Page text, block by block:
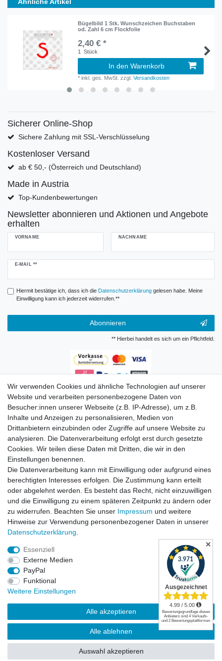
Bügelbild 1 Stk. Wunschzeichen Buchstaben
od. Zahl 6 cm Flockfolie
2,40 € *
1 Stück
In den Warenkorb
*inkl. ges. MwSt. zzgl.Versandkosten
Sicherer Online-Shop
Sichere Zahlung mit SSL-Verschlüsselung
Kostenloser Versand
ab € 50,- (Österreich und Deutschland)
Made in Austria
Top-Kundenbewertungen
Newsletter abonnieren und Aktionen und Angebote
erhalten
VORNAME NACHNAME
E-MAIL **
Newsletter
Hiermit bestätige ich, dass ich die Daten­schutz­erklärunggelesen habe. Meine
Einwilligung kann ich jederzeit widerrufen.**
Abonnieren
** Hierbei handelt es sich um ein Pflichtfeld.
Zahlungsarten
Versandkosten
Widerrufsrecht Impressum|
Kontakt
Wir verwenden Cookies und ähnliche Technologien auf unserer
Website und verarbeiten personenbezogene Daten von
Besucher:innen unserer Webseite (z.B. IP-Adresse), um z.B.
Inhalte und Anzeigen zu personalisieren, Medien von
Drittanbietern einzubinden oder Zugriffe auf unsere Website zu
analysieren. Die Datenverarbeitung erfolgt erst durch gesetzte
Cookies. Wir teilen diese Daten mit Dritten, die wir in den
Einstellungen benennen.
Die Datenverarbeitung kann mit Einwilligung oder aufgrund eines
berechtigten Interesses erfolgen. Die Zustimmung kann erteilt
oder abgelehnt werden. Es besteht das Recht, nicht einzuwilligen
und die Einwilligung zu einem späteren Zeitpunkt zu ändern oder
zu widerrufen. Beachten Sie unser Impressum und weitere
Hinweise zur Verwendung personenbezogener Daten in unserer
Daten­schutz­erklärung
Essenziell
Externe Medien
PayPal
Funktional
Weitere Einstellungen
Alle akzeptieren
Alle ablehnen
Auswahl akzeptieren
✕